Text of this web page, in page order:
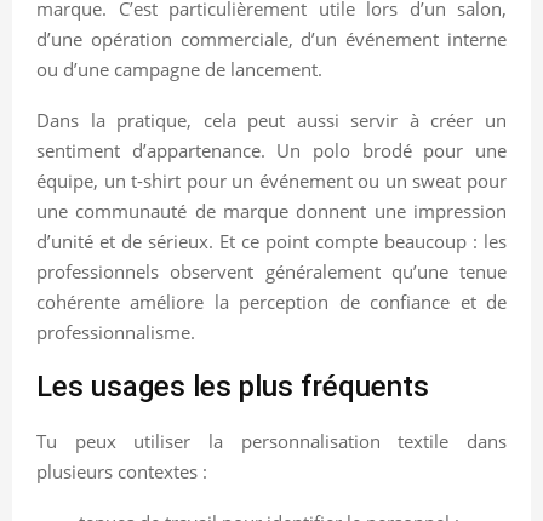
marque. C’est particulièrement utile lors d’un salon,
d’une opération commerciale, d’un événement interne
ou d’une campagne de lancement.
Dans la pratique, cela peut aussi servir à créer un
sentiment d’appartenance. Un polo brodé pour une
équipe, un t-shirt pour un événement ou un sweat pour
une communauté de marque donnent une impression
d’unité et de sérieux. Et ce point compte beaucoup : les
professionnels observent généralement qu’une tenue
cohérente améliore la perception de confiance et de
professionnalisme.
Les usages les plus fréquents
Tu peux utiliser la personnalisation textile dans
plusieurs contextes :